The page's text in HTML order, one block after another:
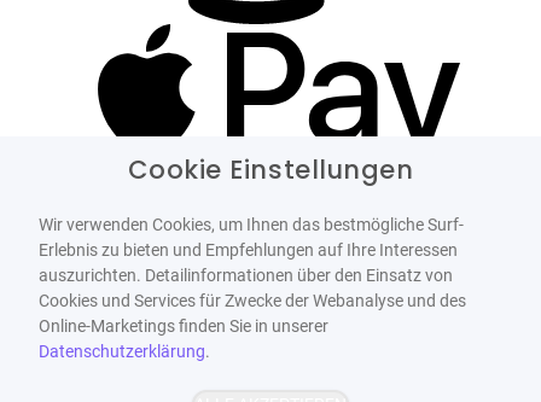
Cookie Einstellungen
Wir verwenden Cookies, um Ihnen das bestmögliche Surf-
Erlebnis zu bieten und Empfehlungen auf Ihre Interessen
auszurichten. Detailinformationen über den Einsatz von
Cookies und Services für Zwecke der Webanalyse und des
Online-Marketings finden Sie in unserer
Datenschutzerklärung.